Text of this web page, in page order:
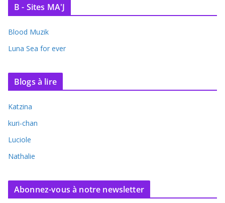
B - Sites MA'J
Blood Muzik
Luna Sea for ever
Blogs à lire
Katzina
kuri-chan
Luciole
Nathalie
Abonnez-vous à notre newsletter